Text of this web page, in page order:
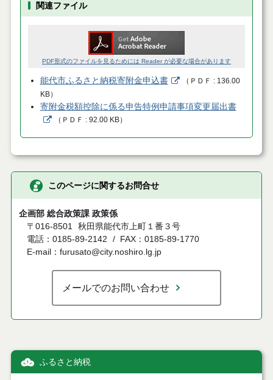
関連ファイル
PDF形式のファイルを見るためには Reader が必要な場合があります
能代市ふるさと納税寄附金申込書 （ ＰＤＦ
136.00
KB）
寄附金税額控除に係る申告特例申請事項変更届出書
（ ＰＤＦ 92.00 KB）
このページに関するお問合せ
企画部 総合政策課 政策係
〒016-8501 秋田県能代市上町１番３号
電話：0185-89-2142
FAX：0185-89-1770
E-mail：furusato@city.noshiro.lg.jp
メールでのお問い合わせ
ふるさと納税